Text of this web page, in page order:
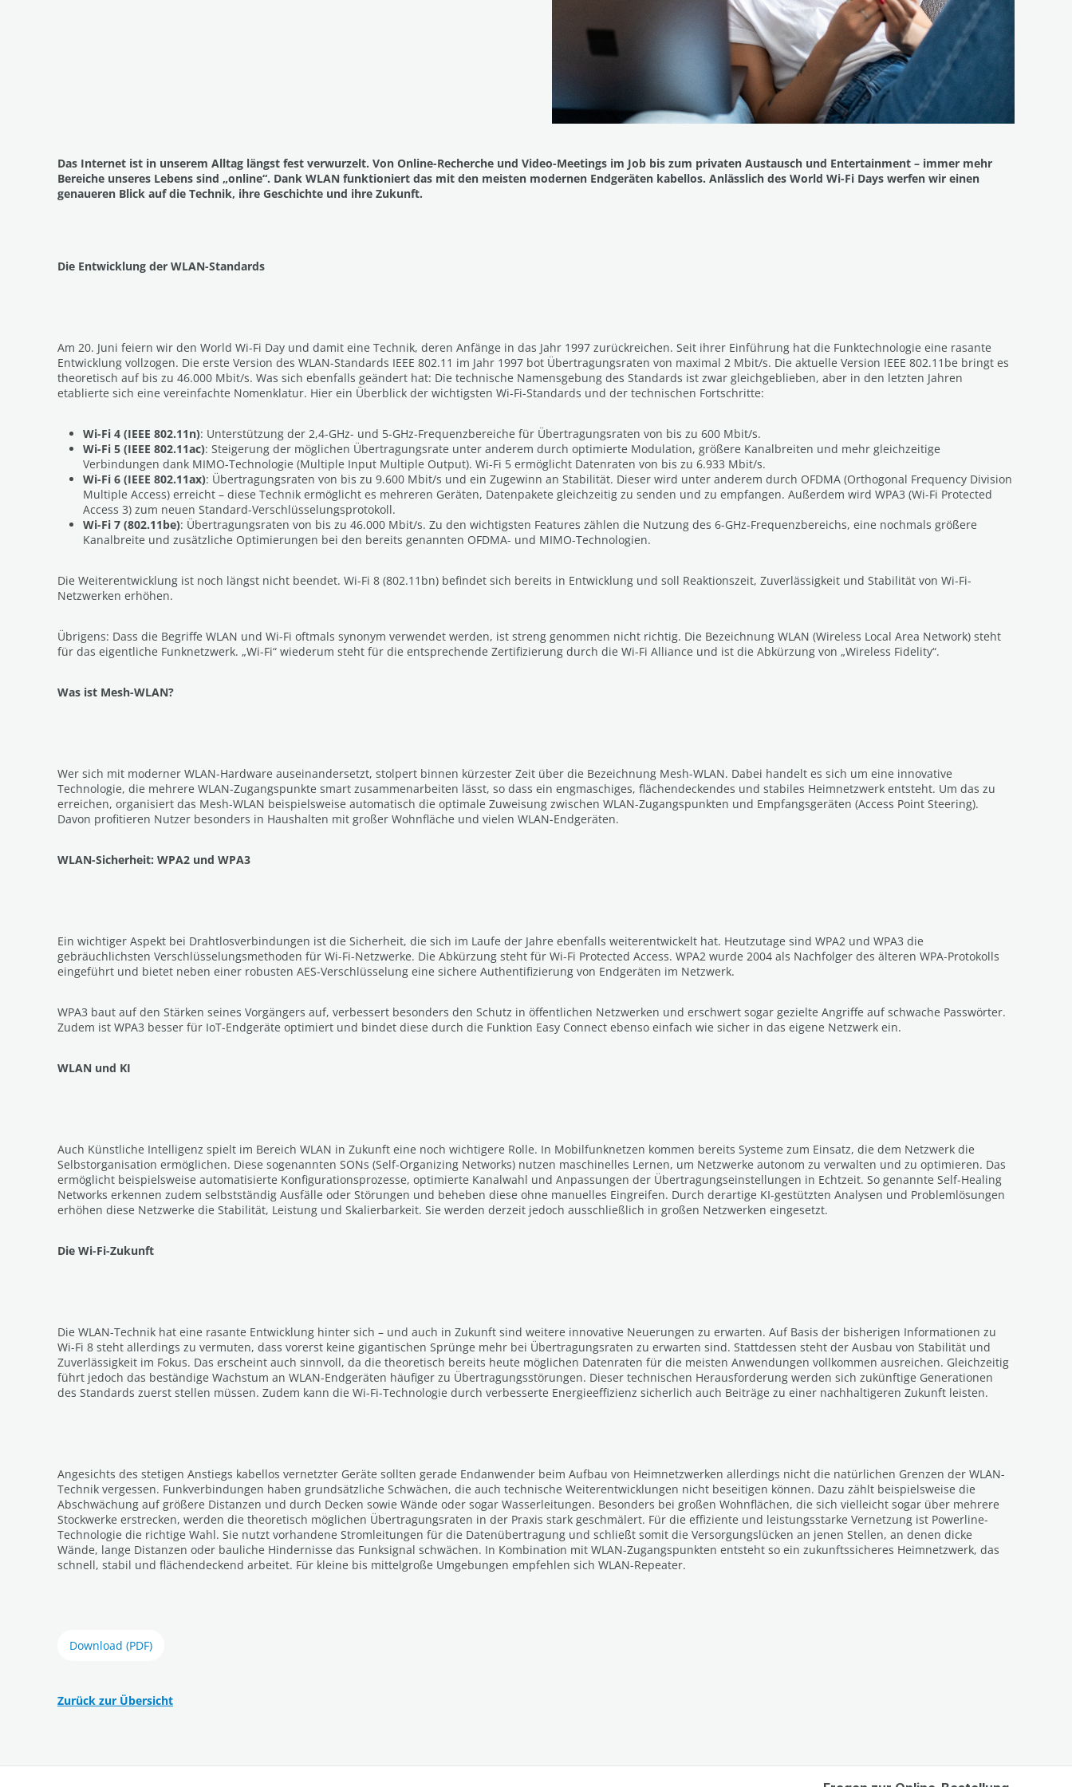
Das Internet ist in unserem Alltag längst fest verwurzelt. Von Online-Recherche und Video-Meetings im Job bis zum privaten Austausch und Entertainment – immer mehr
Bereiche unseres Lebens sind „online“. Dank WLAN funktioniert das mit den meisten modernen Endgeräten kabellos. Anlässlich des World Wi-Fi Days werfen wir einen
genaueren Blick auf die Technik, ihre Geschichte und ihre Zukunft.
Die Entwicklung der WLAN-Standards
Am 20. Juni feiern wir den World Wi-Fi Day und damit eine Technik, deren Anfänge in das Jahr 1997 zurückreichen. Seit ihrer Einführung hat die Funktechnologie eine rasante
Entwicklung vollzogen. Die erste Version des WLAN-Standards IEEE 802.11 im Jahr 1997 bot Übertragungsraten von maximal 2 Mbit/s. Die aktuelle Version IEEE 802.11be bringt es
theoretisch auf bis zu 46.000 Mbit/s. Was sich ebenfalls geändert hat: Die technische Namensgebung des Standards ist zwar gleichgeblieben, aber in den letzten Jahren
etablierte sich eine vereinfachte Nomenklatur. Hier ein Überblick der wichtigsten Wi-Fi-Standards und der technischen Fortschritte:
Wi-Fi 4 (IEEE 802.11n): Unterstützung der 2,4-GHz- und 5-GHz-Frequenzbereiche für Übertragungsraten von bis zu 600 Mbit/s.
Wi-Fi 5 (IEEE 802.11ac): Steigerung der möglichen Übertragungsrate unter anderem durch optimierte Modulation, größere Kanalbreiten und mehr gleichzeitige
Verbindungen dank MIMO-Technologie (Multiple Input Multiple Output). Wi-Fi 5 ermöglicht Datenraten von bis zu 6.933 Mbit/s.
Wi-Fi 6 (IEEE 802.11ax): Übertragungsraten von bis zu 9.600 Mbit/s und ein Zugewinn an Stabilität. Dieser wird unter anderem durch OFDMA (Orthogonal Frequency Division
Multiple Access) erreicht – diese Technik ermöglicht es mehreren Geräten, Datenpakete gleichzeitig zu senden und zu empfangen. Außerdem wird WPA3 (Wi-Fi Protected
Access 3) zum neuen Standard-Verschlüsselungsprotokoll.
Wi-Fi 7 (802.11be): Übertragungsraten von bis zu 46.000 Mbit/s. Zu den wichtigsten Features zählen die Nutzung des 6-GHz-Frequenzbereichs, eine nochmals größere
Kanalbreite und zusätzliche Optimierungen bei den bereits genannten OFDMA- und MIMO-Technologien.
Die Weiterentwicklung ist noch längst nicht beendet. Wi-Fi 8 (802.11bn) befindet sich bereits in Entwicklung und soll Reaktionszeit, Zuverlässigkeit und Stabilität von Wi-Fi-
Netzwerken erhöhen.
Übrigens: Dass die Begriffe WLAN und Wi-Fi oftmals synonym verwendet werden, ist streng genommen nicht richtig. Die Bezeichnung WLAN (Wireless Local Area Network) steht
für das eigentliche Funknetzwerk. „Wi-Fi“ wiederum steht für die entsprechende Zertifizierung durch die Wi-Fi Alliance und ist die Abkürzung von „Wireless Fidelity“.
Was ist Mesh-WLAN?
Wer sich mit moderner WLAN-Hardware auseinandersetzt, stolpert binnen kürzester Zeit über die Bezeichnung Mesh-WLAN. Dabei handelt es sich um eine innovative
Technologie, die mehrere WLAN-Zugangspunkte smart zusammenarbeiten lässt, so dass ein engmaschiges, flächendeckendes und stabiles Heimnetzwerk entsteht. Um das zu
erreichen, organisiert das Mesh-WLAN beispielsweise automatisch die optimale Zuweisung zwischen WLAN-Zugangspunkten und Empfangsgeräten (Access Point Steering).
Davon profitieren Nutzer besonders in Haushalten mit großer Wohnfläche und vielen WLAN-Endgeräten.
WLAN-Sicherheit: WPA2 und WPA3
Ein wichtiger Aspekt bei Drahtlosverbindungen ist die Sicherheit, die sich im Laufe der Jahre ebenfalls weiterentwickelt hat. Heutzutage sind WPA2 und WPA3 die
gebräuchlichsten Verschlüsselungsmethoden für Wi-Fi-Netzwerke. Die Abkürzung steht für Wi-Fi Protected Access. WPA2 wurde 2004 als Nachfolger des älteren WPA-Protokolls
eingeführt und bietet neben einer robusten AES-Verschlüsselung eine sichere Authentifizierung von Endgeräten im Netzwerk.
WPA3 baut auf den Stärken seines Vorgängers auf, verbessert besonders den Schutz in öffentlichen Netzwerken und erschwert sogar gezielte Angriffe auf schwache Passwörter.
Zudem ist WPA3 besser für IoT-Endgeräte optimiert und bindet diese durch die Funktion Easy Connect ebenso einfach wie sicher in das eigene Netzwerk ein.
WLAN und KI
Auch Künstliche Intelligenz spielt im Bereich WLAN in Zukunft eine noch wichtigere Rolle. In Mobilfunknetzen kommen bereits Systeme zum Einsatz, die dem Netzwerk die
Selbstorganisation ermöglichen. Diese sogenannten SONs (Self-Organizing Networks) nutzen maschinelles Lernen, um Netzwerke autonom zu verwalten und zu optimieren. Das
ermöglicht beispielsweise automatisierte Konfigurationsprozesse, optimierte Kanalwahl und Anpassungen der Übertragungseinstellungen in Echtzeit. So genannte Self-Healing
Networks erkennen zudem selbstständig Ausfälle oder Störungen und beheben diese ohne manuelles Eingreifen. Durch derartige KI-gestützten Analysen und Problemlösungen
erhöhen diese Netzwerke die Stabilität, Leistung und Skalierbarkeit. Sie werden derzeit jedoch ausschließlich in großen Netzwerken eingesetzt.
Die Wi-Fi-Zukunft
Die WLAN-Technik hat eine rasante Entwicklung hinter sich – und auch in Zukunft sind weitere innovative Neuerungen zu erwarten. Auf Basis der bisherigen Informationen zu
Wi-Fi 8 steht allerdings zu vermuten, dass vorerst keine gigantischen Sprünge mehr bei Übertragungsraten zu erwarten sind. Stattdessen steht der Ausbau von Stabilität und
Zuverlässigkeit im Fokus. Das erscheint auch sinnvoll, da die theoretisch bereits heute möglichen Datenraten für die meisten Anwendungen vollkommen ausreichen. Gleichzeitig
führt jedoch das beständige Wachstum an WLAN-Endgeräten häufiger zu Übertragungsstörungen. Dieser technischen Herausforderung werden sich zukünftige Generationen
des Standards zuerst stellen müssen. Zudem kann die Wi-Fi-Technologie durch verbesserte Energieeffizienz sicherlich auch Beiträge zu einer nachhaltigeren Zukunft leisten.
Angesichts des stetigen Anstiegs kabellos vernetzter Geräte sollten gerade Endanwender beim Aufbau von Heimnetzwerken allerdings nicht die natürlichen Grenzen der WLAN-
Technik vergessen. Funkverbindungen haben grundsätzliche Schwächen, die auch technische Weiterentwicklungen nicht beseitigen können. Dazu zählt beispielsweise die
Abschwächung auf größere Distanzen und durch Decken sowie Wände oder sogar Wasserleitungen. Besonders bei großen Wohnflächen, die sich vielleicht sogar über mehrere
Stockwerke erstrecken, werden die theoretisch möglichen Übertragungsraten in der Praxis stark geschmälert. Für die effiziente und leistungsstarke Vernetzung ist Powerline-
Technologie die richtige Wahl. Sie nutzt vorhandene Stromleitungen für die Datenübertragung und schließt somit die Versorgungslücken an jenen Stellen, an denen dicke
Wände, lange Distanzen oder bauliche Hindernisse das Funksignal schwächen. In Kombination mit WLAN-Zugangspunkten entsteht so ein zukunftssicheres Heimnetzwerk, das
schnell, stabil und flächendeckend arbeitet. Für kleine bis mittelgroße Umgebungen empfehlen sich WLAN-Repeater.
Download (PDF)
Zurück zur Übersicht